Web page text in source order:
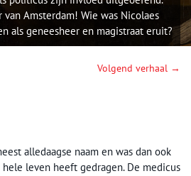
Amsterdam! Wie was Nicolaes
als geneesheer en magistraat eruit?
Volgend verhaal →
alledaagse naam en was dan ook
leven heeft gedragen. De medicus